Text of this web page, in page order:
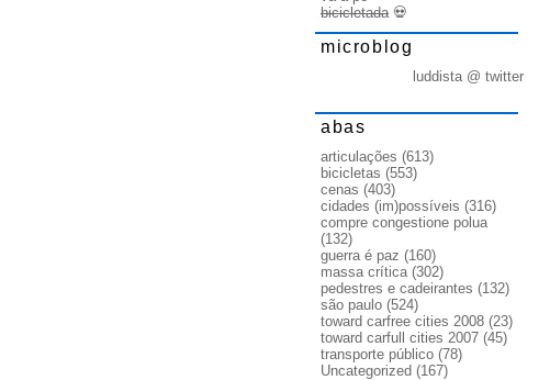
bicicletada💀
microblog
luddista @ twitter
abas
articulações (613)
bicicletas (553)
cenas (403)
cidades (im)possíveis (316)
compre congestione polua
(132)
guerra é paz (160)
massa crítica(302)
pedestres e cadeirantes (132)
são paulo (524)
toward carfree cities 2008 (23)
toward carfull cities 2007 (45)
transporte público (78)
Uncategorized (167)